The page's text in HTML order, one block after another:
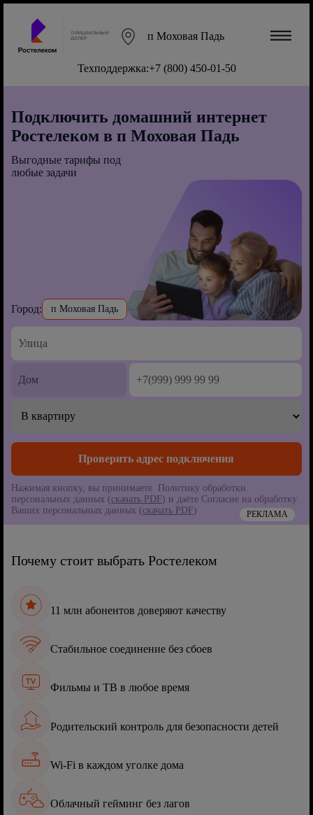
п Моховая Падь
Техподдержка:+7 (800) 450-01-50
Подключить домашний интернет
Ростелеком в п Моховая Падь
Выгодные тарифы под
любые задачи
Город: п Моховая Падь
Нажимая кнопку, вы принимаете Политику обработки
персональных данных (скачать PDF) и даёте Согласие на обработку
Ваших персональных данных (скачать PDF) РЕКЛАМА
Почему стоит выбрать Ростелеком
11 млн абонентов доверяют качеству
Стабильное соединение без сбоев
Фильмы и ТВ в любое время
Родительский контроль для безопасности детей
Wi-Fi в каждом уголке дома
Облачный гейминг без лагов